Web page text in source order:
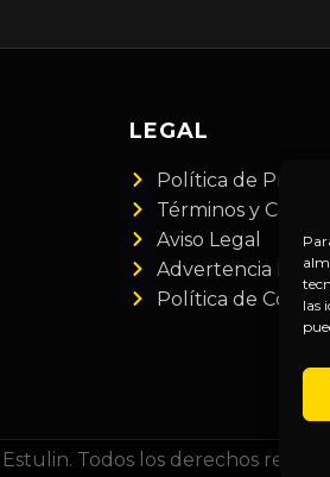
las
LEGAL
Política de
Términos y
Aviso Legal
Advertencia
Política de
Todos los derechos